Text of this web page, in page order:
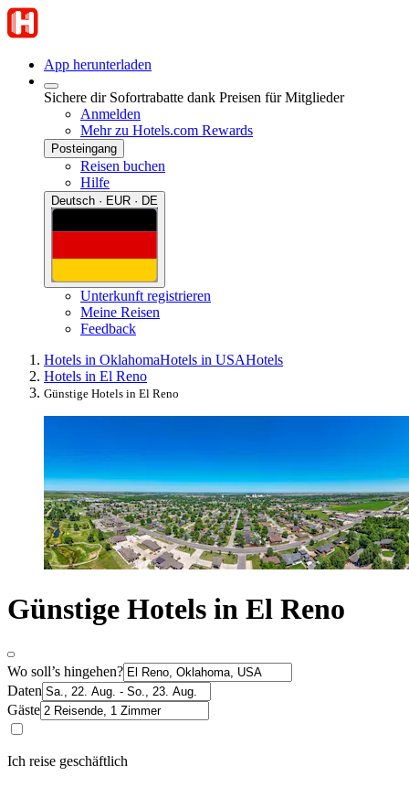
App herunterladen
Sichere dir Sofortrabatte dank Preisen für Mitglieder
Anmelden
Mehr zu Hotels.com Rewards
Posteingang
Reisen buchen
Hilfe
Deutsch · EUR · DE
Unterkunft registrieren
Meine Reisen
Feedback
Hotels in OklahomaHotels in USAHotels
Hotels in El Reno
Günstige Hotels in El Reno
Günstige Hotels in El Reno
Wo soll’s hingehen?
Daten
Gäste
Ich reise geschäftlich